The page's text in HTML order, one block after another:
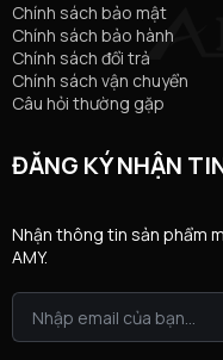
Chính sách bảo mật
Chính sách bảo hành
Chính sách đổi trả
Chính sách vận chuyển
Câu hỏi thường gặp
ĐĂNG KÝ NHẬN
Nhận thông tin sản phẩm
AMY.